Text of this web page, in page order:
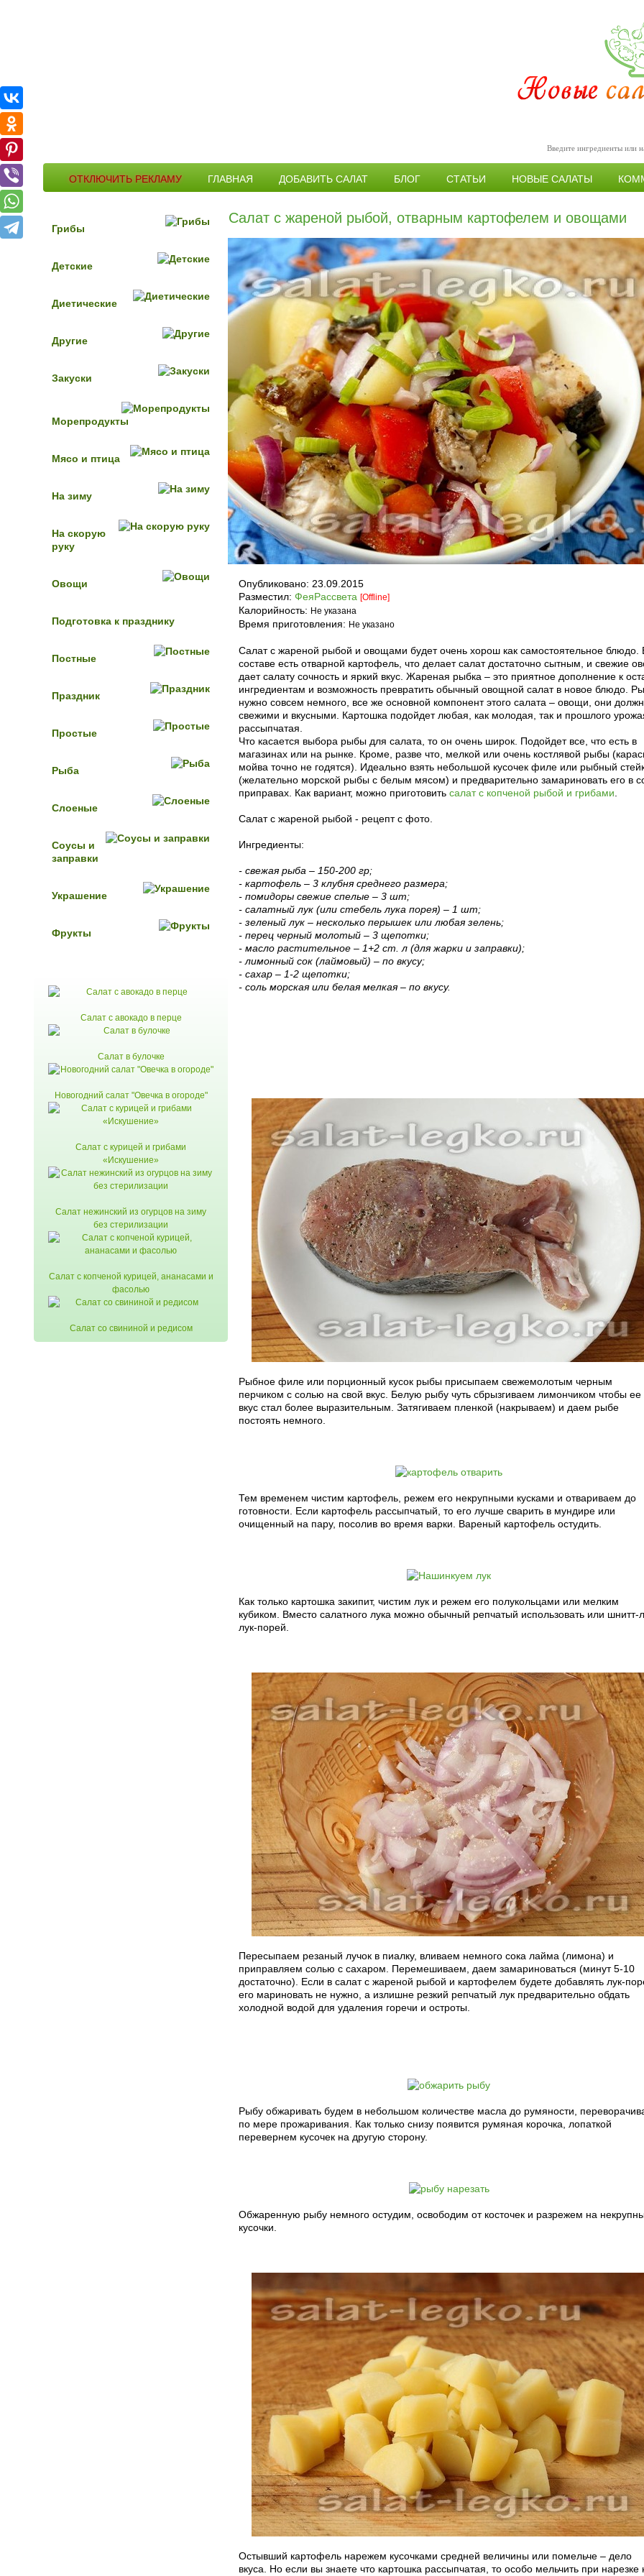
ОТКЛЮЧИТЬ РЕКЛАМУ ГЛАВНАЯ ДОБАВИТЬ САЛАТ БЛОГ СТАТЬИ НОВЫЕ САЛАТЫ
Салат с жареной рыбой, отварным картофелем и овощами
Опубликовано: 23.09.2015
Разместил: ФеяРассвета [Offline]
Калорийность: Не указана
Время приготовления: Не указано
Салат с жареной рыбой и овощами будет очень хорош как самостоятельное блюдо.
составе есть отварной картофель, что делает салат достаточно сытным, и свежие
дает салату сочность и яркий вкус. Жареная рыбка – это приятное дополнение к
ингредиентам и возможность превратить обычный овощной салат в новое блюдо.
нужно совсем немного, все же основной компонент этого салата – овощи, они
свежими и вкусными. Картошка подойдет любая, как молодая, так и прошлого
рассыпчатая.
Что касается выбора рыбы для салата, то он очень широк. Подойдет все, что есть в
магазинах или на рынке. Кроме, разве что, мелкой или очень костлявой рыбы
мойва точно не годятся). Идеально взять небольшой кусочек филе или рыбный
(желательно морской рыбы с белым мясом) и предварительно замариновать его в
приправах. Как вариант, можно приготовить салат с копченой рыбой и грибами
Салат с жареной рыбой - рецепт с фото.
Ингредиенты:
- свежая рыба – 150-200 гр;
- картофель – 3 клубня среднего размера;
- помидоры свежие спелые – 3 шт;
- салатный лук (или стебель лука порея) – 1 шт;
- зеленый лук – несколько перышек или любая зелень;
- перец черный молотый – 3 щепотки;
- масло растительное – 1+2 ст. л (для жарки и заправки);
- лимонный сок (лаймовый) – по вкусу;
- сахар – 1-2 щепотки;
- соль морская или белая мелкая – по вкусу.
Рыбное филе или порционный кусок рыбы присыпаем свежемолотым черным
перчиком с солью на свой вкус. Белую рыбу чуть сбрызгиваем лимончиком чтобы ее
вкус стал более выразительным. Затягиваем пленкой (накрываем) и даем рыбе
постоять немного.
Тем временем чистим картофель, режем его некрупными кусками и отвариваем до
готовности. Если картофель рассыпчатый, то его лучше сварить в мундире или
очищенный на пару, посолив во время варки. Вареный картофель остудить.
Как только картошка закипит, чистим лук и режем его полукольцами или мелким
кубиком. Вместо салатного лука можно обычный репчатый использовать или шнитт-
лук-порей.
Пересыпаем резаный лучок в пиалку, вливаем немного сока лайма (лимона) и
приправляем солью с сахаром. Перемешиваем, даем замариноваться (минут 5-10
достаточно). Если в салат с жареной рыбой и картофелем будете добавлять лук-
его мариновать не нужно, а излишне резкий репчатый лук предварительно обдать
холодной водой для удаления горечи и остроты.
Рыбу обжаривать будем в небольшом количестве масла до румяности,
по мере прожаривания. Как только снизу появится румяная корочка, лопаткой
перевернем кусочек на другую сторону.
Обжаренную рыбу немного остудим, освободим от косточек и разрежем на
кусочки.
Остывший картофель нарежем кусочками средней величины или помельче – дело
вкуса. Но если вы знаете что картошка рассыпчатая, то особо мельчить при нарезке
Грибы
Детские
Диетические
Другие
Закуски
Морепродукты
Мясо и птица
На зиму
На скорую
руку
Овощи
Подготовка к празднику
Постные
Праздник
Простые
Рыба
Слоеные
Соусы и
заправки
Украшение
Фрукты
Салат с авокадо в перце
Салат в булочке
Новогодний салат "Овечка в огороде"
Салат с курицей и грибами
«Искушение»
Салат нежинский из огурцов на зиму
без стерилизации
Салат с копченой курицей, ананасами и
фасолью
Салат со свининой и редисом